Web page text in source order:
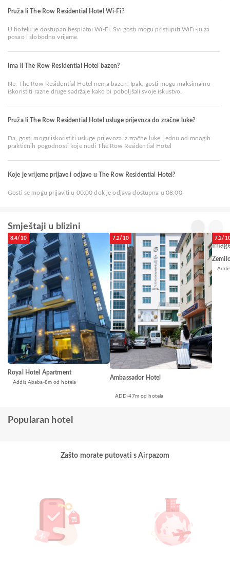
Pruža li The Row Residential Hotel Wi-Fi?
U hotelu je dostupan besplatni Wi-Fi. Svi gosti mogu pristupiti WiFi-ju za
posao i slobodno vrijeme.
Ima li The Row Residential Hotel bazen?
Ne, The Row Residential Hotel nema bazen. Ipak, gosti mogu maksimalno
iskoristiti razne druge sadržaje kako bi poboljšali svoje iskustvo.
Pruža li The Row Residential Hotel usluge prijevoza do zračne luke?
Da, gosti mogu iskoristiti usluge prijevoza iz zračne luke, jednu od mnogih
praktičnih pogodnosti koje nudi The Row Residential Hotel
Koje je vrijeme prijave i odjave u The Row Residential Hotel?
Gosti se mogu prijaviti u 00:00 dok je odjava dostupna u 08:00
Smještaji u blizini
8.4/10
Royal Hotel Apartment
Addis Ababa 8m od hotela
7.2/10
Ambassador Hotel
ADD 47m od hotela
7.2/
Popularan hotel
Zašto morate putovati s Airpazom